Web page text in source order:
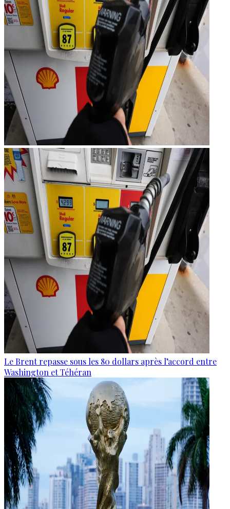
Le Brent repasse sous les 80 dollars après l’accord entre
Washington et Téhéran